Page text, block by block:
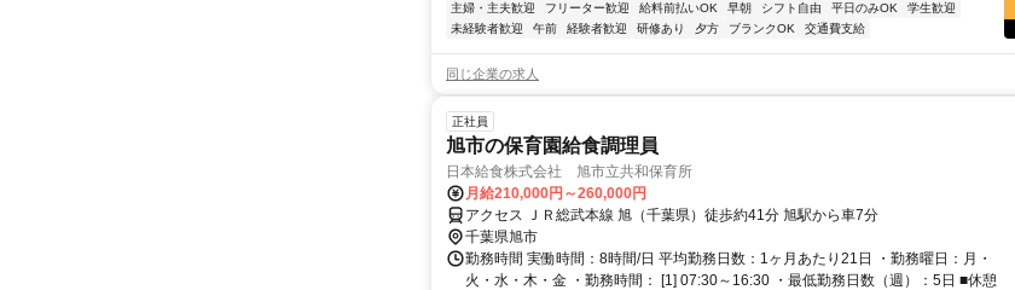
主婦・主夫歓迎
フリーター歓迎 給料前払いOK 早朝 シフト自由 平日のみOK
学生歓迎
未経験者歓迎
午前 経験者歓迎 研修あり 夕方 ブランクOK 交通費支給
同じ企業の求人
正社員
旭市の保育園給食調理員
日本給食株式会社 旭市立共和保育所
月給210,000円～260,000円
アクセス ＪＲ総武本線 旭（千葉県）徒歩約41分 旭駅から車7分
千葉県旭市
勤務時間 実働時間：8時間/日 平均勤務日数：1ヶ月あたり21日 ・勤務曜日：月・
火・水・木・金 ・勤務時間： [1] 07:30～16:30 ・最低勤務日数（週）：5日 ■休憩